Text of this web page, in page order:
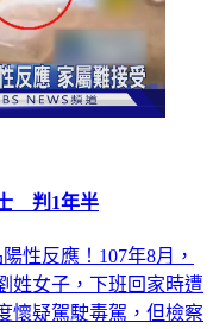
判1年半
性反應！107年8月，
姓女子，下班回家時遭
懷疑駕駛毒駕，但檢察